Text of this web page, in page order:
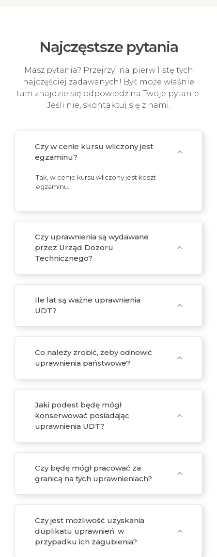
Najczęstsze pytania
Masz pytania? Przejrzyj najpierw listę tych
najczęściej zadawanych! Być może właśnie
tam znajdzie się odpowiedź na Twoje pytanie.
Jeśli nie, skontaktuj się z nami.
Czy w cenie kursu wliczony jest
egzaminu?
expand_more
Tak, w cenie kursu wliczony jest koszt
egzaminu.
Czy uprawnienia są wydawane
przez Urząd Dozoru
Technicznego?
expand_more
Ile lat są ważne uprawnienia
UDT?
expand_more
Co należy zrobić, żeby odnowić
uprawnienia państwowe?
expand_more
Jaki podest będę mógł
konserwować posiadając
uprawnienia UDT?
expand_more
Czy będę mógł pracować za
granicą na tych uprawnieniach?
expand_more
Czy jest możliwość uzyskania
duplikatu uprawnień, w
przypadku ich zagubienia?
expand_more